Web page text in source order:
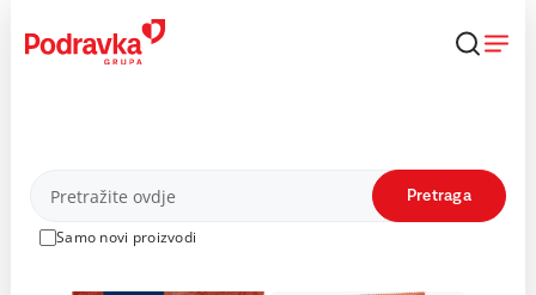
content
Proizvodi
Samo novi proizvodi
Pretraga